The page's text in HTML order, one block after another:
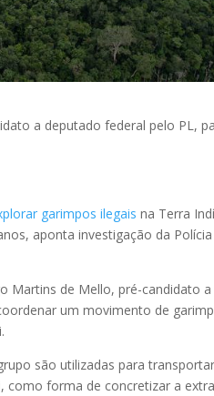
a deputado federal pelo PL,
garimpos ilegais na Terra
aponta investigação da
Martins de Mello, pré-candidato
um movimento de
são utilizadas para
forma de concretizar a